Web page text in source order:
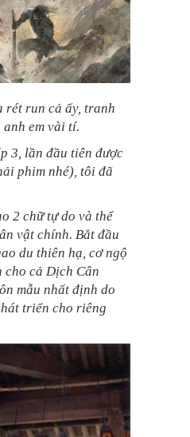
rét run cả ấy, tranh
em vài tí.
3, lần đầu tiên được
phim nhé), tôi đã
2 chữ tự do và thể
vật chính. Bắt đầu
du thiên hạ, cơ ngộ
cả Dịch Cân
mẫu nhất định do
triển cho riêng